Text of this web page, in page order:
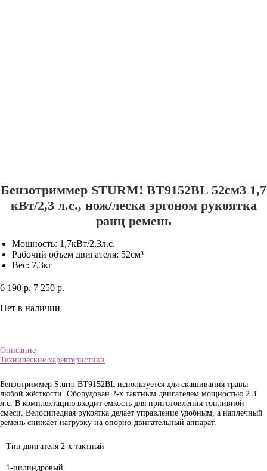
Бензотриммер STURM! BT9152BL 52см3 1,7
кВт/2,3 л.с., нож/леска эргоном рукоятка
ранц ремень
Мощность: 1,7кВт/2,3л.с.
Рабочий объем двигателя: 52см³
Вес: 7,3кг
6 190 р. 7 250 р.
Нет в наличии
Описание
Технические характеристики
Бензотриммер Sturm BT9152BL используется для скашивания травы
любой жёсткости. Оборудован 2-х тактным двигателем мощностью 2.3
л.с. В комплектацию входит емкость для приготовления топливной
смеси. Велосипедная рукоятка делает управление удобным, а наплечный
ремень снижает нагрузку на опорно-двигательный аппарат.
Тип двигателя 2-х тактный
1-цилиндровый